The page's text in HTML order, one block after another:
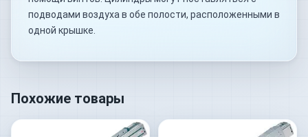
подводами воздуха в обе полости, расположенными в
одной крышке.
Похожие товары